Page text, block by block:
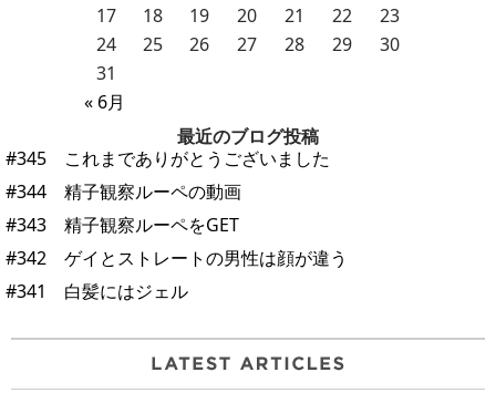
« 6月
17
18 19 20 21 22
23
24
25 26 27 28 29
30
31
最近のブログ投稿
#345 これまでありがとうございました
#344 精子観察ルーペの動画
#343 精子観察ルーペをGET
#342 ゲイとストレートの男性は顔が違う
#341 白髪にはジェル